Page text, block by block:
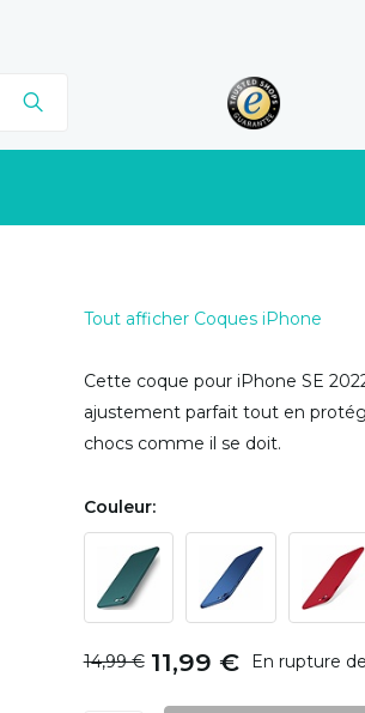
Tout afficher Coques iPhone
Cette coque pour iPhone SE
ajustement parfait tout en
chocs comme il se doit.
Couleur:
14,99 € 11,99 € En rupture